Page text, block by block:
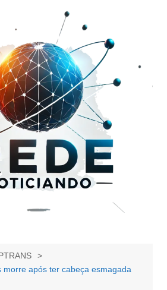
morre após ter cabeça esmagada